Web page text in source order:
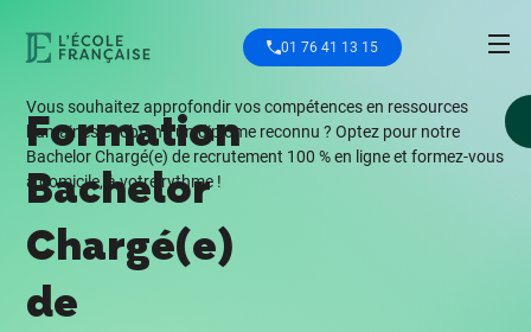
01 76 41 13 15
Formation
Bachelor
Chargé(e)
de
Vous souhaitez approfondir vos compétences en ressources
humaines et obtenir un diplôme reconnu ? Optez pour notre
Bachelor Chargé(e) de recrutement 100 % en ligne et formez-vous
à domicile, à votre rythme !